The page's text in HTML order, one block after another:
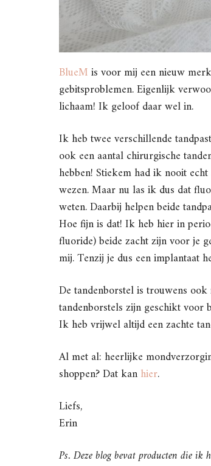
BlueMis voor mij een nieuw
gebitsproblemen. Eigenlijk
lichaam! Ik geloof daar wel in.
Ik heb twee verschillende
ook een aantal chirurgische
hebben! Stiekem had ik nooit
wezen. Maar nu las ik dus dat
weten. Daarbij helpen beide
Hoe fijn is dat! Ik heb hier in
fluoride) beide zacht zijn voor je
mij. Tenzij je dus een implantaat
De tandenborstel is trouwens
tandenborstels zijn geschikt voor
Ik heb vrijwel altijd een zachte
Al met al: heerlijke
shoppen? Dat kanhier.
Liefs,
Erin
Ps. Deze blog bevat producten die ik